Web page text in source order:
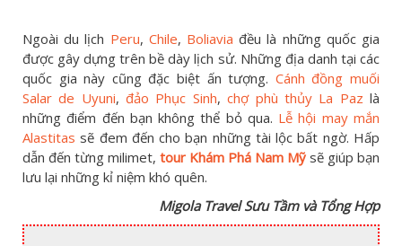
Ngoài du lịch Peru, Chile, Boliavia đều là những quốc gia
được gây dựng trên bề dày lịch sử. Những địa danh tại các
quốc gia này cũng đặc biệt ấn tượng. Cánh đồng muối
Salar de Uyuni,đảo Phục Sinh,chợ phù thủy La Paz là
những điểm đến bạn không thể bỏ qua. Lễ hội may mắn
Alastitas sẽ đem đến cho bạn những tài lộc bất ngờ. Hấp
dẫn đến từng milimet, tour Khám Phá Nam Mỹ sẽ giúp bạn
lưu lại những kỉ niệm khó quên.
Migola Travel Sưu Tầm và Tổng Hợp